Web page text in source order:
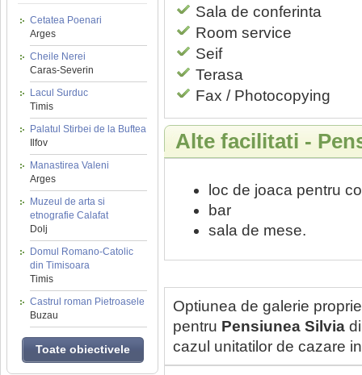
Cetatea Poenari
Arges
Cheile Nerei
Caras-Severin
Lacul Surduc
Timis
Palatul Stirbei de la Buftea
Ilfov
Manastirea Valeni
Arges
Muzeul de arta si
etnografie Calafat
Dolj
Domul Romano-Catolic
din Timisoara
Timis
Castrul roman Pietroasele
Buzau
Toate obiectivele
Sala de conferinta
Room service
Seif
Terasa
Fax / Photocopying
Alte facilitati -
loc de joaca pentru
bar
sala de mese.
Optiunea de galerie
pentru Pensiunea Silvia
cazul unitatilor de cazare